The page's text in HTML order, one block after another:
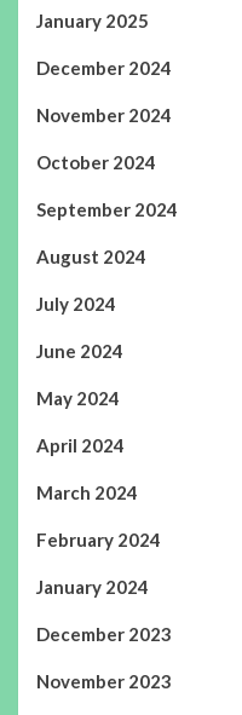
January 2025
December 2024
November 2024
October 2024
September 2024
August 2024
July 2024
June 2024
May 2024
April 2024
March 2024
February 2024
January 2024
December 2023
November 2023